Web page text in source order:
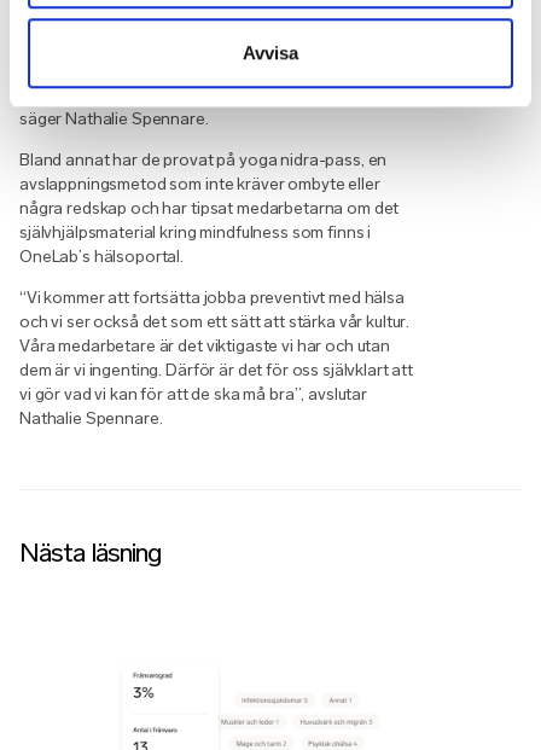
Avvisa
aktiviteterna igen.
“Nu i november har vi tema mindfulness och
vi fick av att göra hälsokartläggningen med OneLab”,
säger Nathalie Spennare.
Bland annat har de provat på yoga nidra-pass, en
avslappningsmetod som inte kräver ombyte eller
några redskap och har tipsat medarbetarna om det
självhjälpsmaterial kring mindfulness som finns i
OneLab’s hälsoportal.
“Vi kommer att fortsätta jobba preventivt med hälsa
och vi ser också det som ett sätt att stärka vår kultur.
Våra medarbetare är det viktigaste vi har och utan
dem är vi ingenting. Därför är det för oss självklart att
vi gör vad vi kan för att de ska må bra”, avslutar
Nathalie Spennare.
Nästa läsning